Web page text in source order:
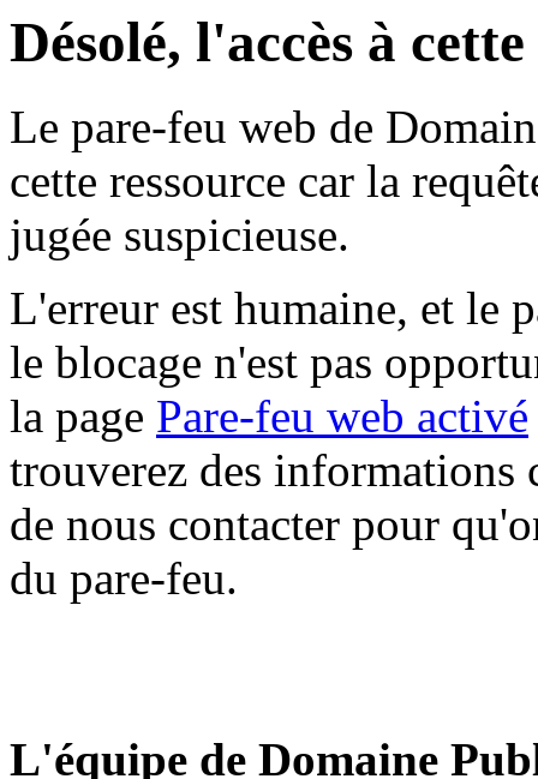
Désolé, l'accès à
Le pare-feu web de
cette ressource car la
jugée suspicieuse.
L'erreur est humaine, et le
le blocage n'est pas
la page Pare-feu web activé
trouverez des informations
de nous contacter pour
du pare-feu.
L'équipe de Domaine